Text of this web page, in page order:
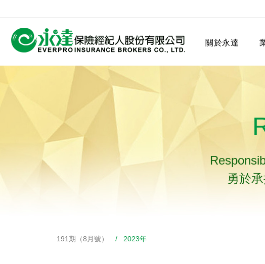
關於永達
關於永達
經營團隊
業務發展
MDRT
美國MDRT
客戶服務
網站連結
保險商品專
勇於
191期（8月號） / 2023年